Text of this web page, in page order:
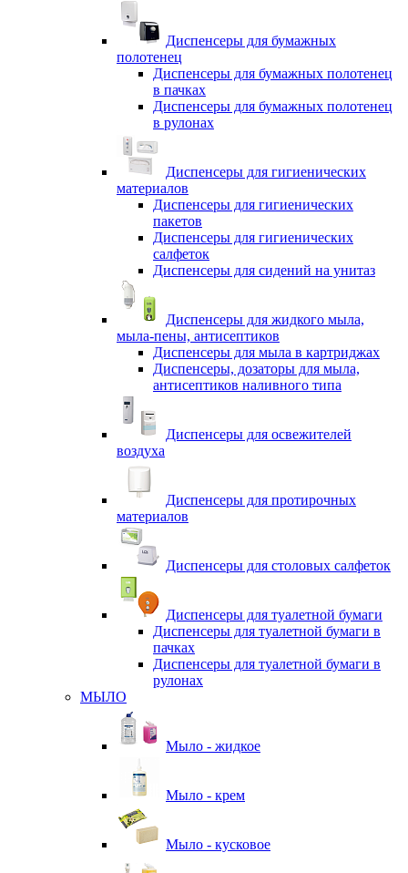
Диспенсеры для бумажных
полотенец
Диспенсеры для бумажных полотенец
в пачках
Диспенсеры для бумажных полотенец
в рулонах
Диспенсеры для гигиенических
материалов
Диспенсеры для гигиенических
пакетов
Диспенсеры для гигиенических
салфеток
Диспенсеры для сидений на унитаз
Диспенсеры для жидкого мыла,
мыла-пены, антисептиков
Диспенсеры для мыла в картриджах
Диспенсеры, дозаторы для мыла,
антисептиков наливного типа
Диспенсеры для освежителей
воздуха
Диспенсеры для протирочных
материалов
Диспенсеры для столовых салфеток
Диспенсеры для туалетной бумаги
Диспенсеры для туалетной бумаги в
пачках
Диспенсеры для туалетной бумаги в
рулонах
МЫЛО
Мыло - жидкое
Мыло - крем
Мыло - кусковое